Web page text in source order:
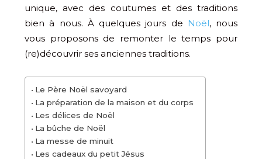
unique, avec des coutumes et des traditions
bien à nous. À quelques jours de Noël, nous
vous proposons de remonter le temps pour
(re)découvrir ses anciennes traditions.
Le Père Noël savoyard
La préparation de la maison et du corps
Les délices de Noël
La bûche de Noël
La messe de minuit
Les cadeaux du petit Jésus